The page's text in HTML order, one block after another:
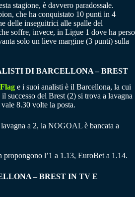
stagione, è davvero paradossale.
che ha conquistato 10 punti in 4
delle inseguitrici alle spalle del
soffre, invece, in Ligue 1 dove ha perso
solo un lieve margine (3 punti) sulla
DI BARCELLONA – BREST
e i suoi analisti è il Barcellona, la cui
successo del Brest (2) si trova a lavagna
8.30 volte la posta.
a 2, la NOGOAL è bancata a
l’1 a 1.13, EuroBet a 1.14.
– BREST IN TV E